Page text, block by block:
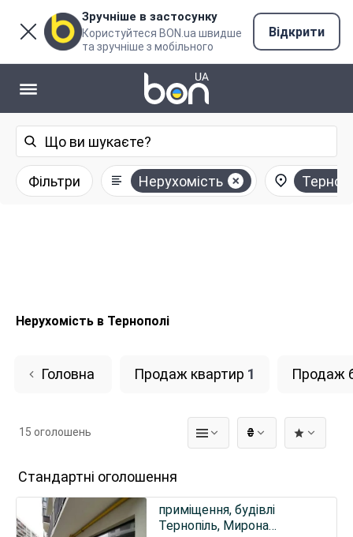
Зручніше в застосунку
Користуйтеся BON.ua швидше
та зручніше з мобільного
Відкрити
Фільтри Нерухомість
Нерухомість в Тернополі
Головна Продаж квартир 1 Продаж
₴
15 оголошень
Стандартні оголошення
приміщення, будівлі
Тернопіль, Мирона